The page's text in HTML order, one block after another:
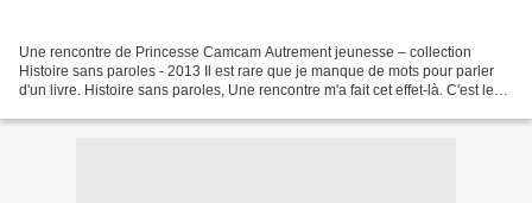
Une rencontre de Princesse Camcam Autrement jeunesse – collection
Histoire sans paroles - 2013 Il est rare que je manque de mots pour parler
d'un livre. Histoire sans paroles, Une rencontre m'a fait cet effet-là. C'est le